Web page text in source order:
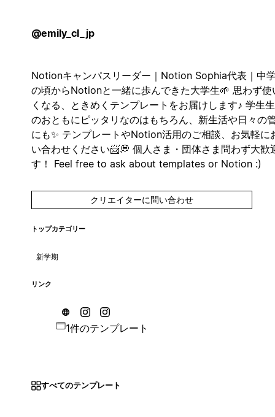
@emily_cl_jp
Notionキャンパスリーダー｜Notion Sophia代表｜中
の頃からNotionと一緒に歩んできた大学生🌱 思わず使
くなる、ときめくテンプレートをお届けします♪ 学生
のおともにピッタリなのはもちろん、新生活や日々の
にも✨ テンプレートやNotion活用のご相談、お気軽に
い合わせください📨💭 個人さま・団体さま問わず大歓
す！ Feel free to ask about templates or Notion :)
クリエイターに問い合わせ
トップカテゴリー
新学期
リンク
1件のテンプレート
すべてのテンプレート